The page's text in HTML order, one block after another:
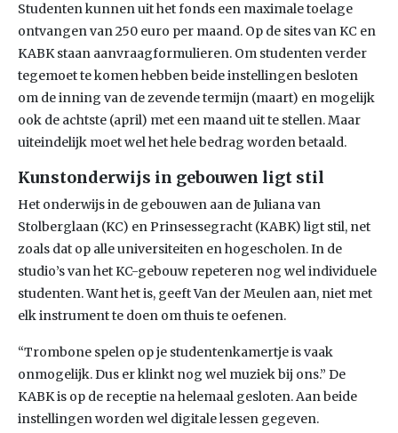
Studenten kunnen uit het fonds een maximale toelage
ontvangen van 250 euro per maand. Op de sites van KC en
KABK staan aanvraagformulieren. Om studenten verder
tegemoet te komen hebben beide instellingen besloten
om de inning van de zevende termijn (maart) en mogelijk
ook de achtste (april) met een maand uit te stellen. Maar
uiteindelijk moet wel het hele bedrag worden betaald.
Kunstonderwijs in gebouwen ligt stil
Het onderwijs in de gebouwen aan de Juliana van
Stolberglaan (KC) en Prinsessegracht (KABK) ligt stil, net
zoals dat op alle universiteiten en hogescholen. In de
studio’s van het KC-gebouw repeteren nog wel individuele
studenten. Want het is, geeft Van der Meulen aan, niet met
elk instrument te doen om thuis te oefenen.
“Trombone spelen op je studentenkamertje is vaak
onmogelijk. Dus er klinkt nog wel muziek bij ons.” De
KABK is op de receptie na helemaal gesloten. Aan beide
instellingen worden wel digitale lessen gegeven.